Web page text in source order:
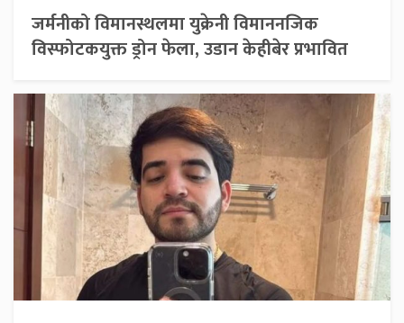
जर्मनीको विमानस्थलमा युक्रेनी विमाननजिक
विस्फोटकयुक्त ड्रोन फेला, उडान केहीबेर प्रभावित